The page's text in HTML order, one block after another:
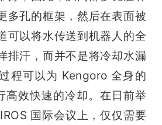
多孔的框架，然后在表面被
可以将水传送到机器人的全
排汗，而并不是将冷却水漏
程可以为 Kengoro 全身的
高效快速的冷却。在日前举
国际会议上，仅仅需要